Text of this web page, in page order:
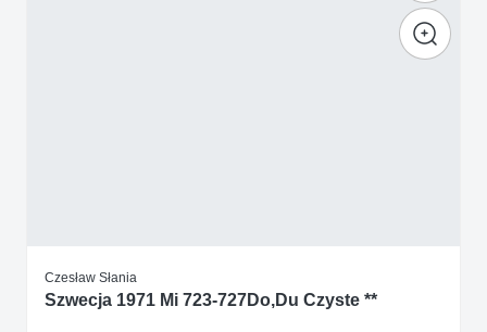
Czesław Słania
Szwecja 1971 Mi 723-727Do,Du Czyste **